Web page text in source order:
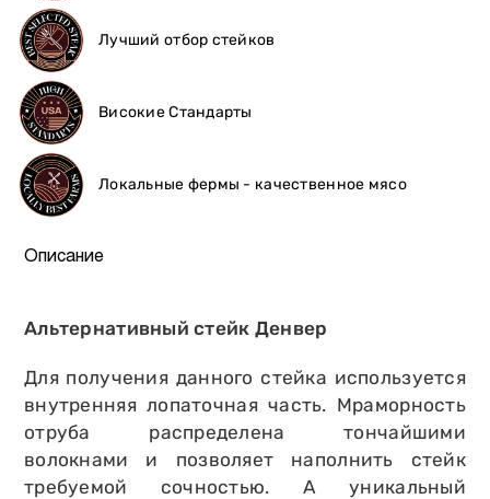
Лучший отбор стейков
Високие Стандарты
Локальные фермы - качественное мясо
Описание
Альтернативный стейк Денвер
Для получения данного стейка используется
внутренняя лопаточная часть. Мраморность
отруба распределена тончайшими
волокнами и позволяет наполнить стейк
требуемой сочностью. А уникальный